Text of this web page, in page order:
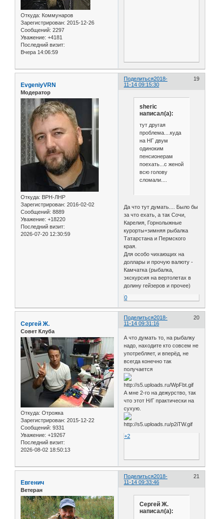
Откуда: Коммунаров
Зарегистрирован: 2015-12-26
Сообщений: 2297
Уважение: +4181
Последний визит:
Вчера 14:06:59
Поделиться 19
2018-
11-14 09:15:30
EvgeniyVRN
Модератор
Откуда: ВРН-ЛНР
Зарегистрирован: 2016-02-02
Сообщений: 8889
Уважение: +18220
Последний визит:
2026-07-20 12:30:59
sheric
написал(а):
тут другая
проблема....куда
на НГ двум
одиноким
пенсионерам
поехать...с женой
всю голову
сломали....
Да что тут думать.... Было бы
за что ехать, а так Сочи,
Карелия, Горнолыжные
курорты+зимняя рыбалка
Татарстана и Пермского
края.
Для особо чихающих на
доллары и прочую валюту -
Камчатка (рыбалка,
экскурсия на вертолетах в
долину гейзеров и прочее)
0
Поделиться 20
2018-
11-14 09:31:16
Сергей Ж.
Совет Клуба
Откуда: Отрожка
Зарегистрирован: 2015-12-22
Сообщений: 9331
Уважение: +19267
Последний визит:
2026-08-02 18:50:13
А что думать то, на рыбалку
надо, находите кто совсем не
употребляет, и вперёд, не
всегда конечно так
получается
А мне 2-го на дежурство, так
что этот Н/Г практически на
сухую.
+2
Поделиться 21
2018-
11-14 09:33:46
Евгенич
Ветеран
Сергей Ж.
написал(а):